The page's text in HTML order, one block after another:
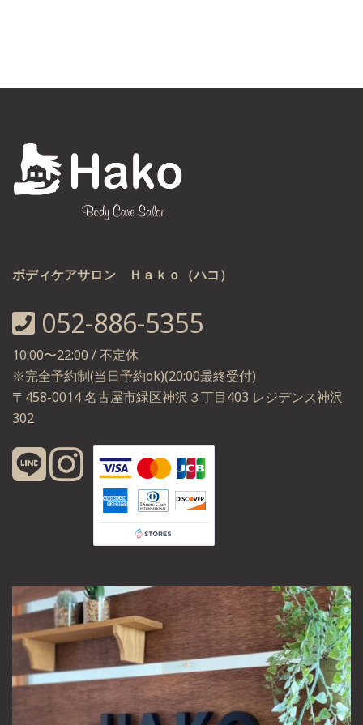
ボディケアサロン Ｈａｋｏ（ハコ）
052-886-5355
10:00〜22:00 / 不定休
※完全予約制(当日予約ok)(20:00最終受付)
〒458-0014 名古屋市緑区神沢３丁目403 レジデンス神沢
302